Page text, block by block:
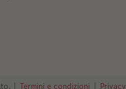
| Termini e condizioni | Privacy